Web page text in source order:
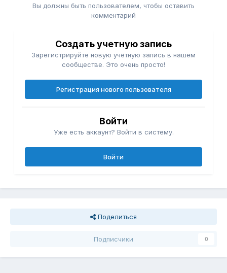
Вы должны быть пользователем, чтобы оставить
комментарий
Создать учетную запись
Зарегистрируйте новую учётную запись в нашем
сообществе. Это очень просто!
Регистрация нового пользователя
Войти
Уже есть аккаунт? Войти в систему.
Войти
Поделиться
Подписчики 0